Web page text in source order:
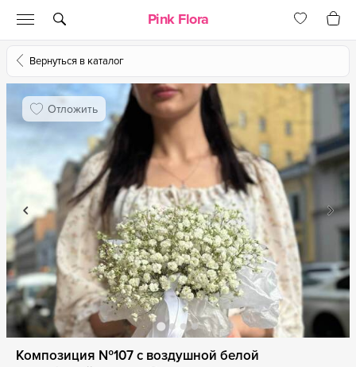
Pink Flora
Вернуться в каталог
Отложить
Композиция №107 с воздушной белой